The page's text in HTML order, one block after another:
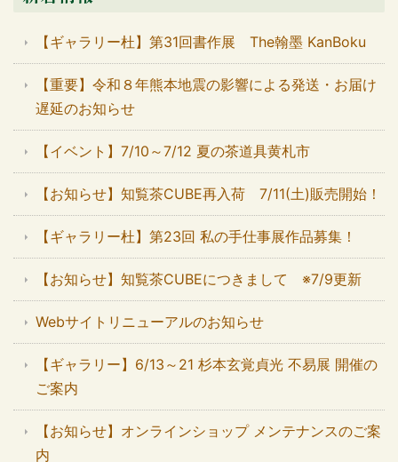
【ギャラリー杜】第31回書作展 The翰墨 KanBoku
【重要】令和８年熊本地震の影響による発送・お届け
遅延のお知らせ
【イベント】7/10～7/12 夏の茶道具黄札市
【お知らせ】知覧茶CUBE再入荷 7/11(土)販売開始！
【ギャラリー杜】第23回 私の手仕事展作品募集！
【お知らせ】知覧茶CUBEにつきまして ※7/9更新
Webサイトリニューアルのお知らせ
【ギャラリー】6/13～21 杉本玄覚貞光 不易展 開催の
ご案内
【お知らせ】オンラインショップ メンテナンスのご案
内